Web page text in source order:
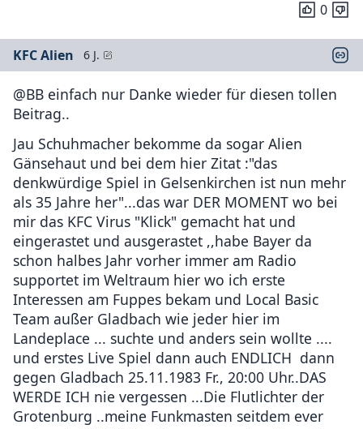
0
KFC Alien 6 J.
@BB einfach nur Danke wieder für diesen tollen
Beitrag..
Jau Schuhmacher bekomme da sogar Alien
Gänsehaut und bei dem hier Zitat :"das
denkwürdige Spiel in Gelsenkirchen ist nun mehr
als 35 Jahre her"...das war DER MOMENT wo bei
mir das KFC Virus "Klick" gemacht hat und
eingerastet und ausgerastet ,,habe Bayer da
schon halbes Jahr vorher immer am Radio
supportet im Weltraum hier wo ich erste
Interessen am Fuppes bekam und Local Basic
Team außer Gladbach wie jeder hier im
Landeplace ... suchte und anders sein wollte ....
und erstes Live Spiel dann auch ENDLICH dann
gegen Gladbach 25.11.1983 Fr., 20:00 Uhr..DAS
WERDE ICH nie vergessen ...Die Flutlichter der
Grotenburg ..meine Funkmasten seitdem ever